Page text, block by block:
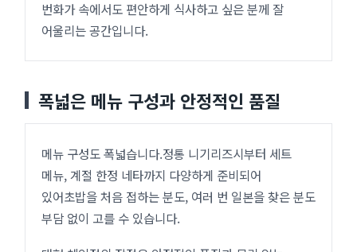
번화가 속에서도 편안하게 식사하고 싶은 분께 잘
어울리는 공간입니다.
폭넓은 메뉴 구성과 안정적인 품질
메뉴 구성도 폭넓습니다.정통 니기리즈시부터 세트
메뉴, 계절 한정 네타까지 다양하게 준비되어
있어초밥을 처음 접하는 분도, 여러 번 일본을 찾은 분도
부담 없이 고를 수 있습니다.